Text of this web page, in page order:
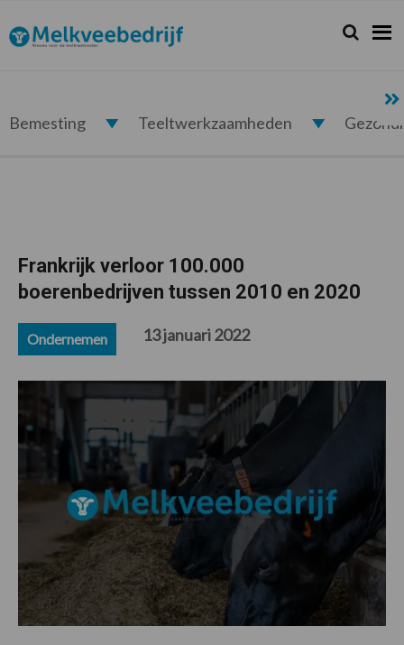
de
hoofdnavigatie
de
hoofd
de
eerste
de
voettekst
Melkveebedrijf.nl Zoeken...
Zoek
Bemesting Teeltwerkzaamheden
Frankrijk verloor 100.000
boerenbedrijven tussen 2010 en 2020
Ondernemen 13 januari 2022